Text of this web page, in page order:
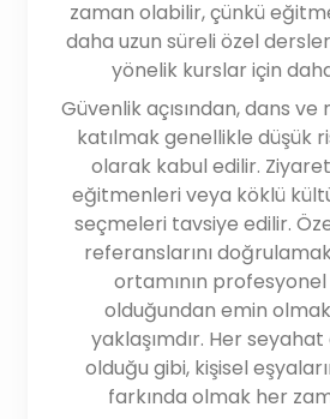
zaman olabilir, çünkü
daha uzun süreli özel
yönelik kurslar için
Güvenlik açısından, dans
katılmak genellikle düşük
olarak kabul edilir.
eğitmenleri veya köklü
seçmeleri tavsiye edilir.
referanslarını
ortamının
olduğundan emin
yaklaşımdır. Her
olduğu gibi, kişisel
farkında olmak her